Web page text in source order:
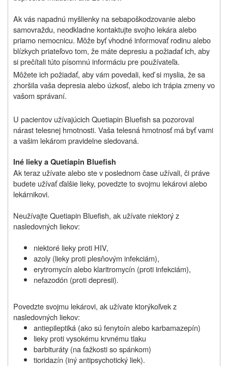
Ak vás napadnú myšlienky na sebapoškodzovanie alebo
samovraždu, neodkladne kontaktujte svojho lekára alebo
priamo nemocnicu. Môže byť vhodné informovať rodinu alebo
blízkych priateľovo tom, že máte depresiu a požiadať ich, aby
si prečítali túto písomnú informáciu pre používateľa.
Môžete ich požiadať, aby vám povedali, keď si myslia, že sa
zhoršila vaša depresia alebo úzkosť, alebo ich trápia zmeny vo
vašom správaní.
U pacientov užívajúcich Quetiapin Bluefish sa pozoroval
nárast telesnej hmotnosti. Vaša telesná hmotnosť má byť vami
a vašim lekárom pravidelne sledovaná.
Iné lieky a Quetiapin Bluefish
Ak teraz užívate alebo ste v poslednom čase užívali, či práve
budete užívaťďalšie lieky, povedzte to svojmu lekárovi alebo
lekárnikovi.
Neužívajte Quetiapin Bluefish, ak užívate niektorý z
nasledovných liekov:
niektoré lieky proti HIV,
azoly (lieky proti plesňovým infekciám),
erytromycín alebo klaritromycín (proti infekciám),
nefazodón (proti depresii).
Povedzte svojmu lekárovi, ak užívate ktorýkoľvek z
nasledovných liekov:
antiepileptiká (ako sú fenytoín alebo karbamazepín)
lieky proti vysokému krvnému tlaku
barbituráty (na ťažkosti so spánkom)
tioridazín (iný antipsychotický liek).